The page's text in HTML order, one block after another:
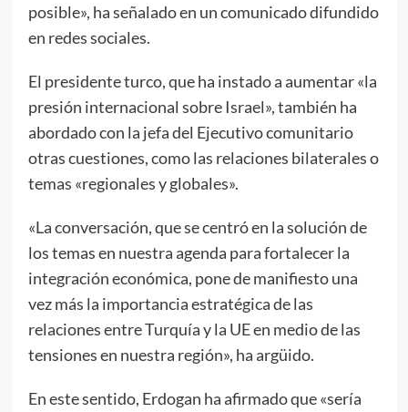
posible», ha señalado en un comunicado difundido
en redes sociales.
El presidente turco, que ha instado a aumentar «la
presión internacional sobre Israel», también ha
abordado con la jefa del Ejecutivo comunitario
otras cuestiones, como las relaciones bilaterales o
temas «regionales y globales».
«La conversación, que se centró en la solución de
los temas en nuestra agenda para fortalecer la
integración económica, pone de manifiesto una
vez más la importancia estratégica de las
relaciones entre Turquía y la UE en medio de las
tensiones en nuestra región», ha argüido.
En este sentido, Erdogan ha afirmado que «sería